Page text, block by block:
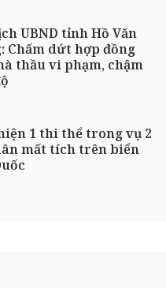
UBND tỉnh Hồ Văn
Chấm dứt hợp đồng
thầu vi phạm, chậm
1 thi thể trong vụ 2
mất tích trên biển